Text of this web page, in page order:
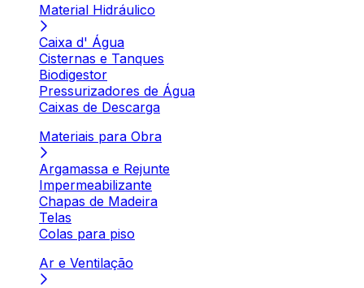
Material Hidráulico
Caixa d' Água
Cisternas e Tanques
Biodigestor
Pressurizadores de Água
Caixas de Descarga
Materiais para Obra
Argamassa e Rejunte
Impermeabilizante
Chapas de Madeira
Telas
Colas para piso
Ar e Ventilação